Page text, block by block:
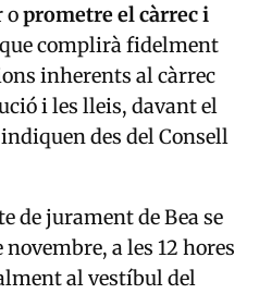
oprometre el càrrec i
complirà fidelment
inherents al càrrec
i les lleis, davant el
des del Consell
de jurament de Bea se
a les 12 hores
al vestíbul del